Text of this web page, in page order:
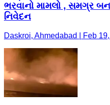
ભરવાનો મામલો , સમગ્ર
નિવેદન
Daskroi, Ahmedabad | Feb